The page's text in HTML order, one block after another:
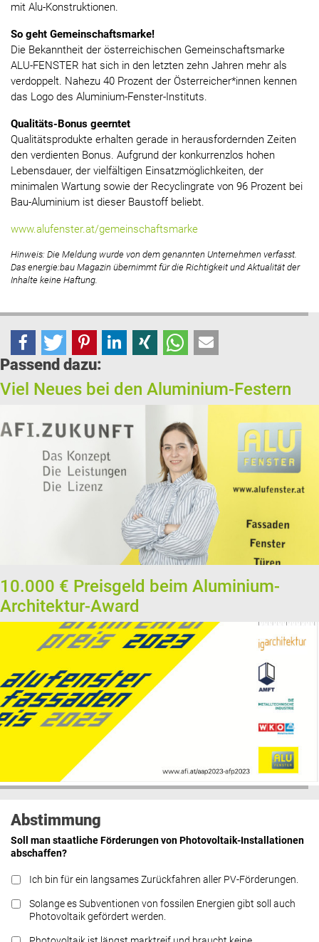
mit Alu-Konstruktionen.
So geht Gemeinschaftsmarke!
Die Bekanntheit der österreichischen Gemeinschaftsmarke
ALU-FENSTER hat sich in den letzten zehn Jahren mehr als
verdoppelt. Nahezu 40 Prozent der Österreicher*innen kennen
das Logo des Aluminium-Fenster-Instituts.
Qualitäts-Bonus geerntet
Qualitätsprodukte erhalten gerade in herausfordernden Zeiten
den verdienten Bonus. Aufgrund der konkurrenzlos hohen
Lebensdauer, der vielfältigen Einsatzmöglichkeiten, der
minimalen Wartung sowie der Recyclingrate von 96 Prozent bei
Bau-Aluminium ist dieser Baustoff beliebt.
www.alufenster.at/gemeinschaftsmarke
Hinweis: Die Meldung wurde von dem genannten Unternehmen verfasst.
Das energie:bau Magazin übernimmt für die Richtigkeit und Aktualität der
Inhalte keine Haftung.
Passend dazu:
Viel Neues bei den Aluminium-Festern
10.000 € Preisgeld beim Aluminium-
Architektur-Award
Abstimmung
Soll man staatliche Förderungen von Photovoltaik-Installationen
abschaffen?
Ich bin für ein langsames Zurückfahren aller PV-Förderungen.
Solange es Subventionen von fossilen Energien gibt soll auch
Photovoltaik gefördert werden.